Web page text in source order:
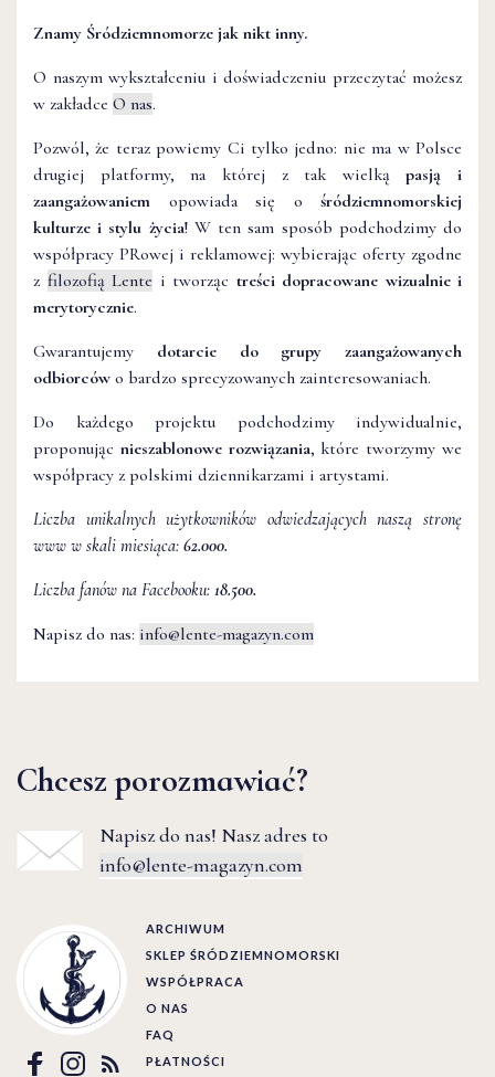
Znamy Śródziemnomorze jak nikt inny.
O naszym wykształceniu i doświadczeniu przeczytać możesz
w zakładce O nas.
Pozwól, że teraz powiemy Ci tylko jedno: nie ma w Polsce
drugiej platformy, na której z tak wielkąpasją i
zaangażowaniem opowiada się o śródziemnomorskiej
kulturze i stylu życia! W ten sam sposób podchodzimy do
współpracy PRowej i reklamowej: wybierając oferty zgodne
z filozofią Lente i tworząc treści dopracowane wizualnie i
merytorycznie.
Gwarantujemy dotarcie do grupy zaangażowanych
odbiorców o bardzo sprecyzowanych zainteresowaniach.
Do każdego projektu podchodzimy indywidualnie,
proponując nieszablonowe rozwiązania, które tworzymy we
współpracy z polskimi dziennikarzami i artystami.
Liczba unikalnych użytkowników odwiedzających naszą stronę
www w skali miesiąca: 62.000.
Liczba fanów na Facebooku: 18.500.
Napisz do nas: info@lente-magazyn.com
Chcesz porozmawiać?
Napisz do nas! Nasz adres to
info@lente-magazyn.com
ARCHIWUM
SKLEP ŚRÓDZIEMNOMORSKI
WSPÓŁPRACA
O NAS
FAQ
PŁATNOŚCI